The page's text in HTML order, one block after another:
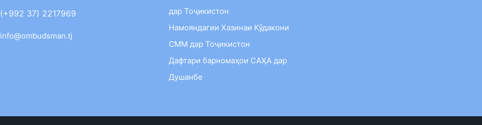
(+992 37) 2217969
info@ombudsman.tj
дар Тоҷикистон
Намояндагии Хазинаи Кӯдакони
СММ дар Тоҷикистон
Дафтари барномаҳои САҲА дар
Душанбе